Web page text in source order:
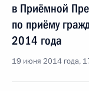
в Приёмной
по приёму
2014 года
19 июня 2014 года,